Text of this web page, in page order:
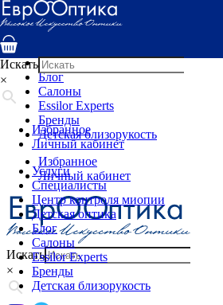
Услуги
Специалисты
Детская оптика
Блог
Салоны
Essilor Experts
Бренды
Детская близорукость
Избранное
Личный кабинет
Искать
×
Искать
×
Избранное
Личный кабинет
Услуги
Специалисты
Центр контроля миопии
Детская оптика
Блог
Салоны
Essilor Experts
Бренды
Детская близорукость